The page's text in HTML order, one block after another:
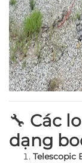
🔧 Các
dạng
Telescopic